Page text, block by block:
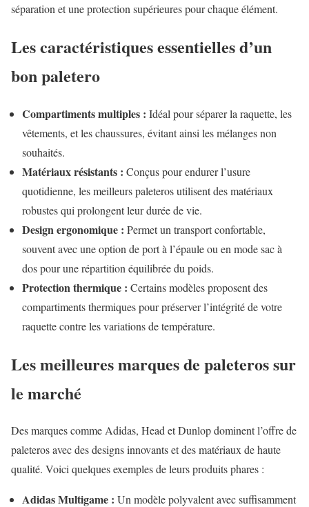
séparation et une protection supérieures pour chaque élément.
Les caractéristiques essentielles d’un
bon paletero
Compartiments multiples : Idéal pour séparer la raquette, les
vêtements, et les chaussures, évitant ainsi les mélanges non
souhaités.
Matériaux résistants : Conçus pour endurer l’usure
quotidienne, les meilleurs paleteros utilisent des matériaux
robustes qui prolongent leur durée de vie.
Design ergonomique : Permet un transport confortable,
souvent avec une option de port à l’épaule ou en mode sac à
dos pour une répartition équilibrée du poids.
Protection thermique : Certains modèles proposent des
compartiments thermiques pour préserver l’intégrité de votre
raquette contre les variations de température.
Les meilleures marques de paleteros sur
le marché
Des marques comme Adidas, Head et Dunlop dominent l’offre de
paleteros avec des designs innovants et des matériaux de haute
qualité. Voici quelques exemples de leurs produits phares :
Adidas Multigame : Un modèle polyvalent avec suffisamment